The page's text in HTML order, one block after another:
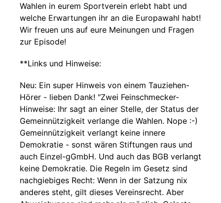
Wahlen in eurem Sportverein erlebt habt und
welche Erwartungen ihr an die Europawahl habt!
Wir freuen uns auf eure Meinungen und Fragen
zur Episode!
**Links und Hinweise:
Neu: Ein super Hinweis von einem Tauziehen-
Hörer - lieben Dank! "Zwei Feinschmecker-
Hinweise: Ihr sagt an einer Stelle, der Status der
Gemeinnützigkeit verlange die Wahlen. Nope :-)
Gemeinnützigkeit verlangt keine innere
Demokratie - sonst wären Stiftungen raus und
auch Einzel-gGmbH. Und auch das BGB verlangt
keine Demokratie. Die Regeln im Gesetz sind
nachgiebiges Recht: Wenn in der Satzung nix
anderes steht, gilt dieses Vereinsrecht. Aber